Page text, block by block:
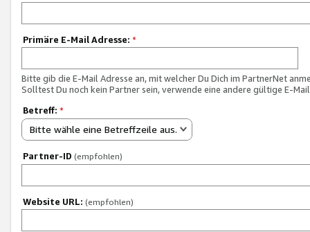
Primäre E-Mail Adresse: *
Bitte gib die E-Mail Adresse an, mit welcher Du Dich im PartnerNet
Solltest Du noch kein Partner sein, verwende eine andere gültige E-
Betreff: *
Bitte wähle eine Betreffzeile aus.
Partner-ID (empfohlen)
Website URL: (empfohlen)